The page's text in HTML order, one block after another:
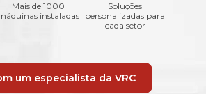
Mais de 1000
instaladas
Soluções
personalizadas para
cada setor
um especialista da VRC